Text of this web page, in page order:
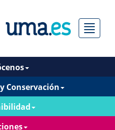
Menú
Conservación